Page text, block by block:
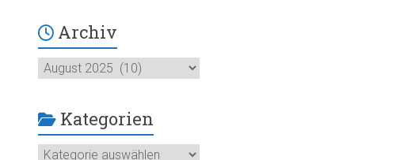
Archiv
Archiv
Kategorien
Kategorien